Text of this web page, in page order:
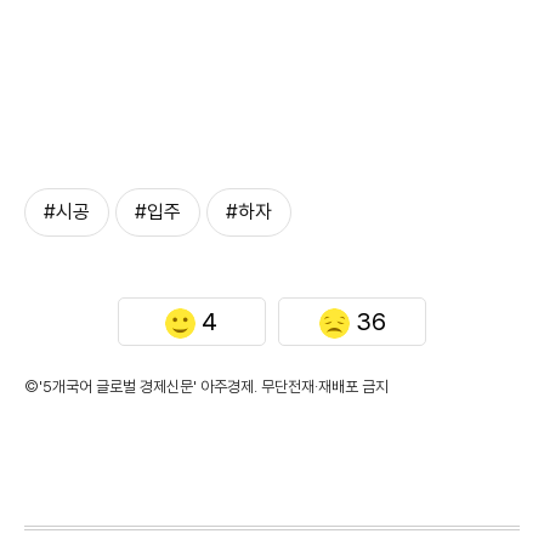
#시공 #입주 #하자
4 36
©'5개국어 글로벌 경제신문' 아주경제. 무단전재·재배포 금지